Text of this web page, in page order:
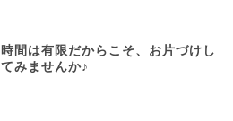
時間は有限だからこそ、お片づけし
てみませんか♪